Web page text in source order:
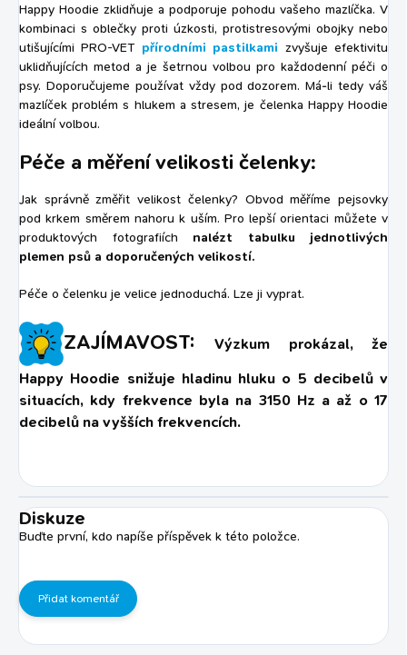
Happy Hoodie zklidňuje a podporuje pohodu vašeho mazlíčka. V
kombinaci s oblečky proti úzkosti, protistresovými obojky nebo
utišujícími PRO-VET přírodními pastilkami zvyšuje efektivitu
uklidňujících metod a je šetrnou volbou pro každodenní péči o
psy. Doporučujeme používat vždy pod dozorem. Má-li tedy váš
mazlíček problém s hlukem a stresem, je čelenka Happy Hoodie
ideální volbou.
Péče a měření velikosti čelenky:
Jak správně změřit velikost čelenky? Obvod měříme pejsovky
pod krkem směrem nahoru k uším. Pro lepší orientaci můžete v
produktových fotografiích nalézt tabulku jednotlivých
plemen psů a doporučených velikostí.
Péče o čelenku je velice jednoduchá. Lze ji vyprat.
ZAJÍMAVOST:
Výzkum prokázal, že
Happy Hoodie snižuje hladinu hluku o 5 decibelů v
situacích, kdy frekvence byla na 3150 Hz a až o 17
decibelů na vyšších frekvencích.
Diskuze
Buďte první, kdo napíše příspěvek k této položce.
Přidat komentář